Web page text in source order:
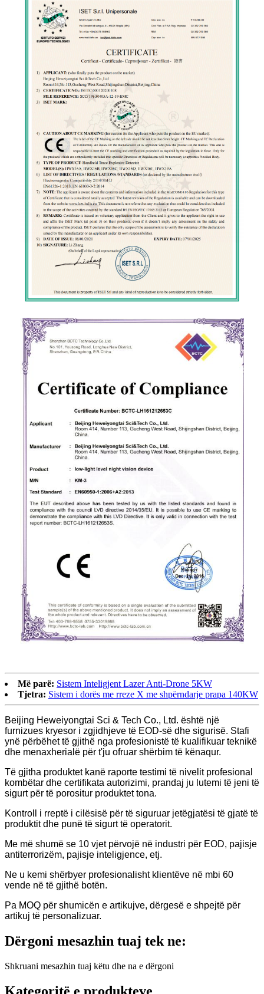
Më parë: Sistem Inteligjent Lazer Anti-Drone 5KW
Tjetra: Sistem i dorës me rreze X me shpërndarje prapa 140KW
Beijing Heweiyongtai Sci & Tech Co., Ltd. është një
furnizues kryesor i zgjidhjeve të EOD-së dhe sigurisë. Stafi
ynë përbëhet të gjithë nga profesionistë të kualifikuar teknikë
dhe menaxherialë për t'ju ofruar shërbim të kënaqur.
Të gjitha produktet kanë raporte testimi të nivelit profesional
kombëtar dhe certifikata autorizimi, prandaj ju lutemi të jeni të
sigurt për të porositur produktet tona.
Kontroll i rreptë i cilësisë për të siguruar jetëgjatësi të gjatë të
produktit dhe punë të sigurt të operatorit.
Me më shumë se 10 vjet përvojë në industri për EOD, pajisje
antiterrorizëm, pajisje inteligjence, etj.
Ne u kemi shërbyer profesionalisht klientëve në mbi 60
vende në të gjithë botën.
Pa MOQ për shumicën e artikujve, dërgesë e shpejtë për
artikuj të personalizuar.
Dërgoni mesazhin tuaj tek ne:
Shkruani mesazhin tuaj këtu dhe na e dërgoni
Kategoritë e produkteve